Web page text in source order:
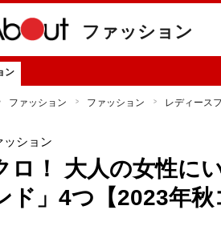
ファッション
ン
ファッション ファッション レディース
ッション
ロ！ 大人の女性に
ド」4つ【2023年秋